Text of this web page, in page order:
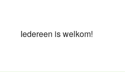
Iedereen is welkom!